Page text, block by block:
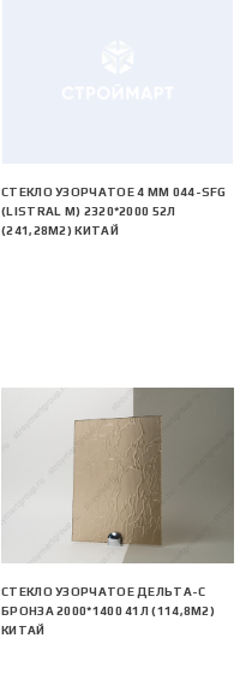
СТЕКЛО УЗОРЧАТОЕ 4 MM 044-SFG
(LISTRAL M) 2320*2000 52Л
(241,28М2) КИТАЙ
СТЕКЛО УЗОРЧАТОЕ ДЕЛЬТА-С
БРОНЗА 2000*1400 41Л (114,8М2)
КИТАЙ